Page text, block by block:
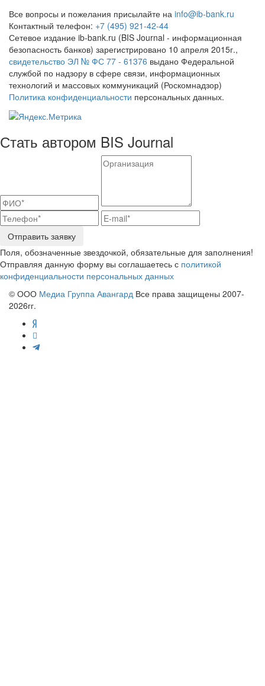
Все вопросы и пожелания присылайте на info@ib-bank.ru
Контактный телефон: +7 (495) 921-42-44
Сетевое издание ib-bank.ru (BIS Journal - информационная
безопасность банков) зарегистрировано 10 апреля 2015г.,
свидетельство ЭЛ № ФС 77 - 61376 выдано Федеральной
службой по надзору в сфере связи, информационных
технологий и массовых коммуникаций (Роскомнадзор)
Политика конфиденциальности персональных данных.
Стать автором BIS Journal
Отправить заявку
Поля, обозначенные звездочкой, обязательные для заполнения!
Отправляя данную форму вы соглашаетесь с политикой
конфиденциальности персональных данных
© ООО Медиа Группа Авангард Все права защищены 2007-
2026гг.